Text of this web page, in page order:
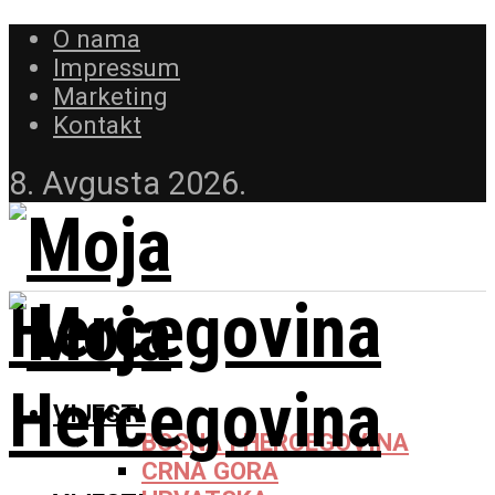
O nama
Impressum
Marketing
Kontakt
8. Avgusta 2026.
VIJESTI
BOSNA I HERCEGOVINA
CRNA GORA